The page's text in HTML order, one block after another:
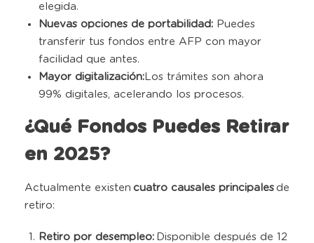
elegida.
Nuevas opciones de portabilidad: Puedes
transferir tus fondos entre AFP con mayor
facilidad que antes.
Mayor digitalización:Los trámites son ahora
99% digitales, acelerando los procesos.
¿Qué Fondos Puedes Retirar
en 2025?
Actualmente existen cuatro causales principales de
retiro:
Retiro por desempleo: Disponible después de 12